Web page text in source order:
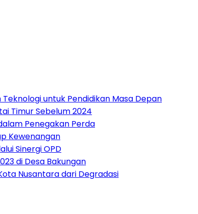
untuk Pendidikan Masa Depan
Timur Sebelum 2024
Penegakan Perda
Kewenangan
Sinergi OPD
di Desa Bakungan
Nusantara dari Degradasi